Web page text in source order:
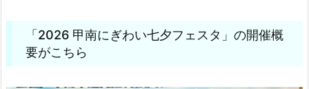
「2026 甲南にぎわい七夕フェスタ」の開催概
要がこちら